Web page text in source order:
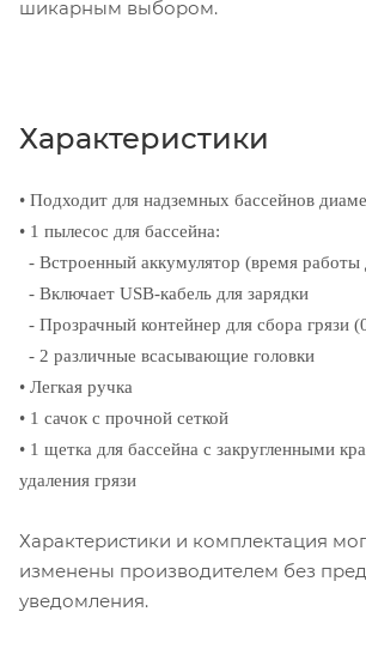
шикарным выбором.
Характеристики
• Подходит для надземных бассейнов
• 1 пылесос для бассейна:
- Встроенный аккумулятор (время
- Включает USB-кабель для зарядки
- Прозрачный контейнер для сбора грязи
- 2 различные всасывающие головки
• Легкая ручка
• 1 сачок с прочной сеткой
• 1 щетка для бассейна с закругленными
удаления грязи
Характеристики и комплектация
изменены производителем без
уведомления.